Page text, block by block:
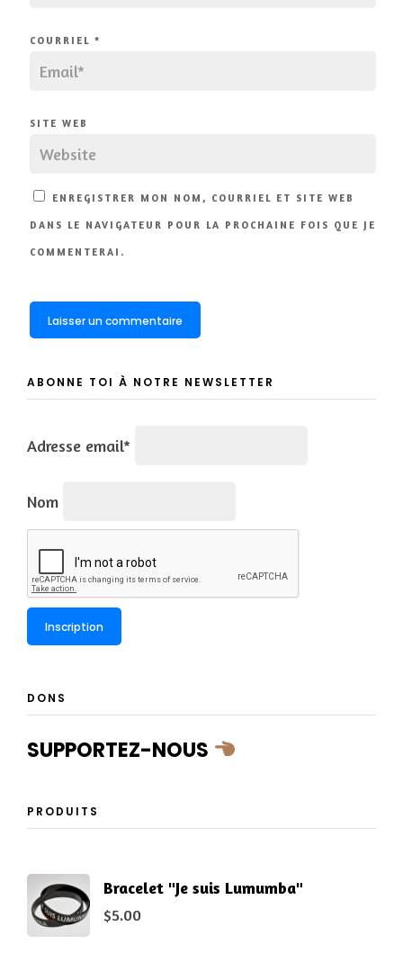
COURRIEL *
SITE WEB
ENREGISTRER MON NOM, COURRIEL ET SITE WEB
DANS LE NAVIGATEUR POUR LA PROCHAINE FOIS QUE JE
COMMENTERAI.
ABONNE TOI À NOTRE NEWSLETTER
Adresse email*
Nom
DONS
SUPPORTEZ-NOUS
PRODUITS
Bracelet "Je suis Lumumba"
$5.00